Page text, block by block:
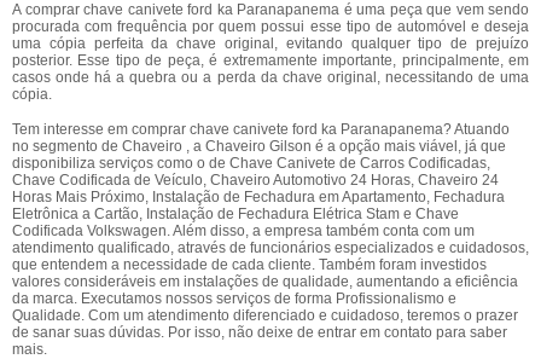
A comprar chave canivete ford ka Paranapanema é uma peça que vem sendo
procurada com frequência por quem possui esse tipo de automóvel e deseja
uma cópia perfeita da chave original, evitando qualquer tipo de prejuízo
posterior. Esse tipo de peça, é extremamente importante, principalmente, em
casos onde há a quebra ou a perda da chave original, necessitando de uma
cópia.
Tem interesse em comprar chave canivete ford ka Paranapanema? Atuando
no segmento de Chaveiro , a Chaveiro Gilson é a opção mais viável, já que
disponibiliza serviços como o de Chave Canivete de Carros Codificadas,
Chave Codificada de Veículo, Chaveiro Automotivo 24 Horas, Chaveiro 24
Horas Mais Próximo, Instalação de Fechadura em Apartamento, Fechadura
Eletrônica a Cartão, Instalação de Fechadura Elétrica Stam e Chave
Codificada Volkswagen. Além disso, a empresa também conta com um
atendimento qualificado, através de funcionários especializados e cuidadosos,
que entendem a necessidade de cada cliente. Também foram investidos
valores consideráveis em instalações de qualidade, aumentando a eficiência
da marca. Executamos nossos serviços de forma Profissionalismo e
Qualidade. Com um atendimento diferenciado e cuidadoso, teremos o prazer
de sanar suas dúvidas. Por isso, não deixe de entrar em contato para saber
mais.